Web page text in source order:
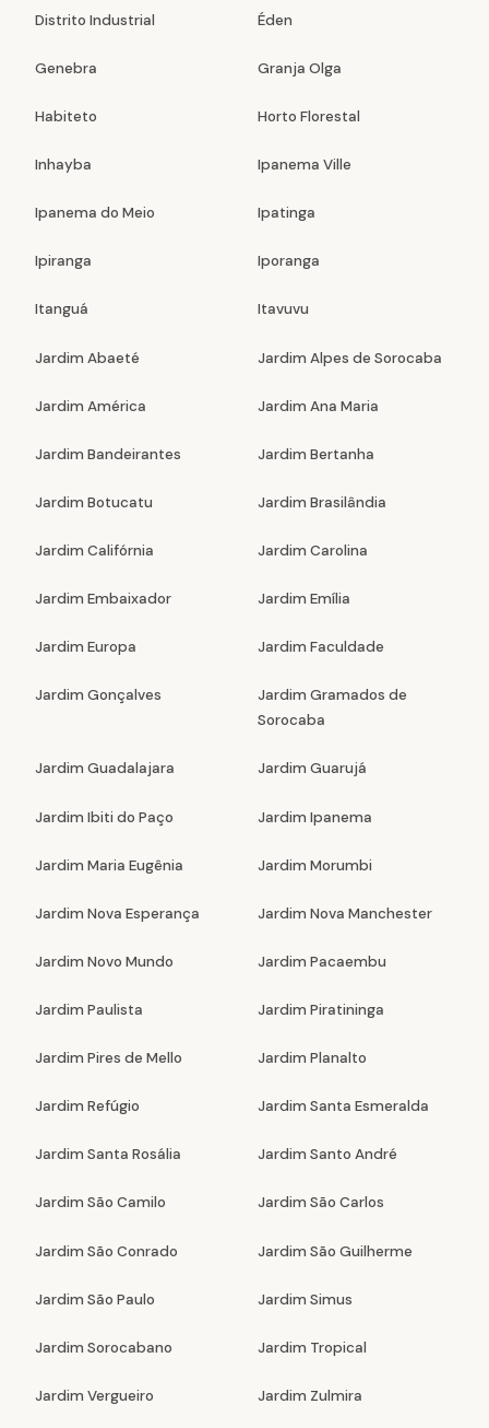
Distrito Industrial Éden
Genebra Granja Olga
Habiteto Horto Florestal
Inhayba Ipanema Ville
Ipanema do Meio Ipatinga
Ipiranga Iporanga
Itanguá Itavuvu
Jardim Abaeté Jardim Alpes de Sorocaba
Jardim América Jardim Ana Maria
Jardim Bandeirantes Jardim Bertanha
Jardim Botucatu Jardim Brasilândia
Jardim Califórnia Jardim Carolina
Jardim Embaixador Jardim Emília
Jardim Europa Jardim Faculdade
Jardim Gonçalves
Jardim Gramados de
Sorocaba
Jardim Guadalajara Jardim Guarujá
Jardim Ibiti do Paço Jardim Ipanema
Jardim Maria Eugênia Jardim Morumbi
Jardim Nova Esperança Jardim Nova Manchester
Jardim Novo Mundo Jardim Pacaembu
Jardim Paulista Jardim Piratininga
Jardim Pires de Mello Jardim Planalto
Jardim Refúgio Jardim Santa Esmeralda
Jardim Santa Rosália Jardim Santo André
Jardim São Camilo Jardim São Carlos
Jardim São Conrado Jardim São Guilherme
Jardim São Paulo Jardim Simus
Jardim Sorocabano Jardim Tropical
Jardim Vergueiro Jardim Zulmira